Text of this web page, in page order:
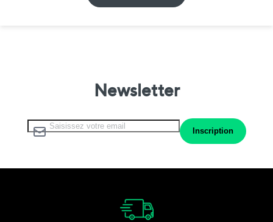
Newsletter
Inscription à notre lettre d’information :
Inscription